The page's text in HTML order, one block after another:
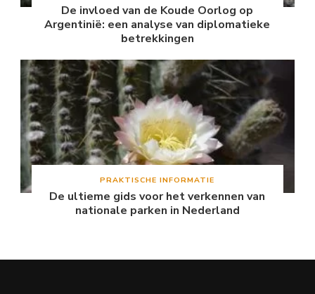
De invloed van de Koude Oorlog op
Argentinië: een analyse van diplomatieke
betrekkingen
PRAKTISCHE INFORMATIE
De ultieme gids voor het verkennen van
nationale parken in Nederland